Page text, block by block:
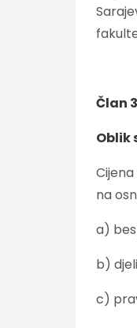
Član
Oblik
na
a)
b)
c)